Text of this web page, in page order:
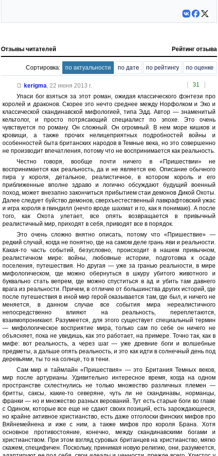
Отзывы читателей Рейтинг отзыва
Сортировка: по актуальности по дате по рейтингу по оценке
[ 31 ]
kerigma, 22 июня 2013 г.
Упаси бог взяться за этот роман, ожидая классического фэнтези про
королей и драконов. Скорее это нечто среднее между Норфолком и Эко и
классической скандинавской мифологией, типа Эдд. Автор — знаменитый
кельтолог, и просто потрясающий специалист по эпохе. Это очень
чувствуется по роману. Он сложный. Он огромный. В нем море кишков и
кровищи, а также прочих нелицеприятных подробностей войны и
особенностей быта британских народов в Темные века, но это совершенно
не производит впечатления, потому что не воспринимается как реальность.
Честно говоря, вообще почти ничего в «Пришествии» не
воспринимается как реальность, да и не является ею. Описание обычного
пира у короля, детальное, реалистичное, в котором король и его
приближенные вполне здраво и логично обсуждают будущий военный
поход, может внезапно закончиться прибытием стаи демонов Дикой Охоты.
Далее следует буйство демонов, сверхъестественный лавкрафтовский ужас
и игра короля в гвиндилл (нечто вроде шахмат и го, как я понимаю). А после
того, как Охота улетает, все опять возвращается в привычный
реалистичный мир, приходят в себя, приводят все в порядок.
Это очень сложно внятно описать, потому что «Пришествие» —
редкий случай, когда не понятно, где на самом деле грань яви и реальности.
Какая-то часть событий, безусловно, происходит в нашем привычном,
реалистичном мире: войны, любовные истории, подготовка к осаде
поселения, путешествия. Но другая — уже за гранью реальности, в мире
мифологическом, где можно обернуться в шкуру убитого животного и
буквально стать вепрем, где можно спуститься в ад и убить там давнего
врага из реальности. Причем, в отличие от большинства других историй, где
после путешествия в иной мир герой оказывается там, где был, и ничего не
меняется, в данном случае все события мира нереалистичного
непосредственно влияют на реальность, переплетаются,
взаимопроникают. Разумеется, для этого существует специальный термин
— мифологическое восприятие мира, только сам по себе он ничего не
объясняет, пока не увидишь, как это работает, на примере. Точно так, как в
мифе: вот реальность, а через шаг — уже древние боги и волшебные
предметы, а дальше опять реальность, и это как идти в солнечный день под
деревьями, ты то на солнце, то в тени.
Сам мир и таймлайн «Пришествия» — это Британия Темных веков,
мир после артурианы. Удивительно интересное время, когда на одном
пространстве схлестнулись не только множество различных племен —
бритты, саксы, какие-то северяне, чуть ли не скандинавы, норманцы,
франки — но и множество разных верований. Тут есть старые боги во главе
с Одином, которые все еще не сдают своих позиций, есть зарождающееся,
но крайне активное христианство, есть даже отголоски финских мифов про
Вяйнемейнена и иже с ним, а также мифов про короля Брана. Хотя
основное противостояние, конечно, между скандинавскими богами и
христианством. При этом взгляд суровых британцев на христианство, мягко
скажем, специфичен. Поскольку, принимая новую религию, они, разумеется,